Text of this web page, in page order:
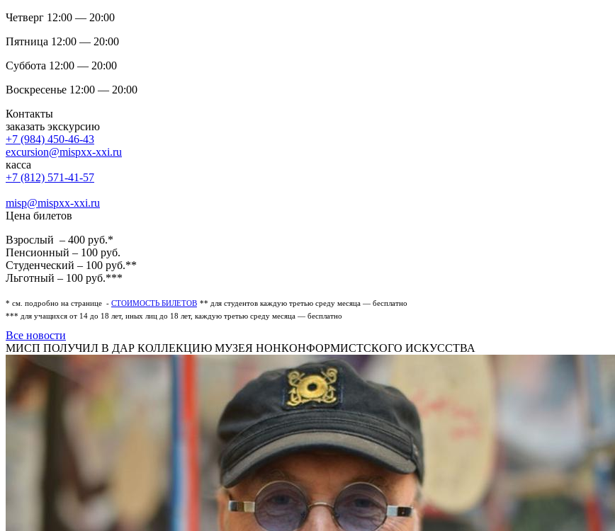
Четверг 12:00 — 20:00
Пятница 12:00 — 20:00
Суббота 12:00 — 20:00
Воскресенье 12:00 — 20:00
Контакты
заказать экскурсию
+7 (984) 450-46-43
excursion@mispxx-xxi.ru
касса
+7 (812) 571-41-57
misp@mispxx-xxi.ru
Цена билетов
Взрослый – 400 руб.*
Пенсионный – 100 руб.
Студенческий – 100 руб.**
Льготный – 100 руб.***
* см. подробно на странице - СТОИМОСТЬ БИЛЕТОВ ** для студентов каждую третью среду месяца — бесплатно
*** для учащихся от 14 до 18 лет, иных лиц до 18 лет, каждую третью среду месяца — бесплатно
Все новости
МИСП ПОЛУЧИЛ В ДАР КОЛЛЕКЦИЮ МУЗЕЯ НОНКОНФОРМИСТСКОГО ИСКУССТВА